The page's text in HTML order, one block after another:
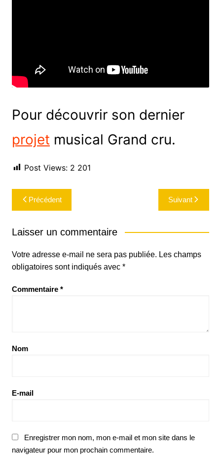
Pour découvrir son dernier
projet musical Grand cru.
Post Views: 2 201
Navigation
de
l’article
Précédent Suivant
Laisser un commentaire
Votre adresse e-mail ne sera pas publiée. Les champs
obligatoires sont indiqués avec *
Commentaire *
Nom
E-mail
Enregistrer mon nom, mon e-mail et mon site dans le
navigateur pour mon prochain commentaire.